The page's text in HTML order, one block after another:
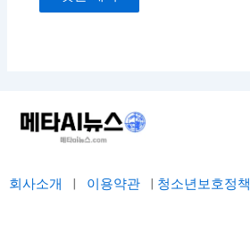
회사소개 이용약관 청소년보호정책